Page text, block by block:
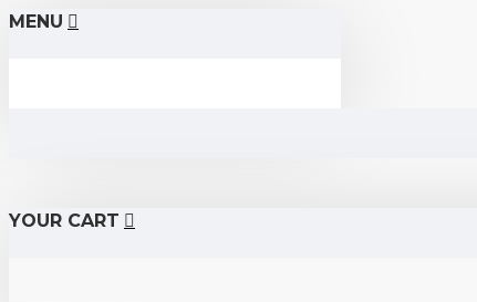
MENU
YOUR CART